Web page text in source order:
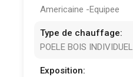
Americaine -Equipee
Type de chauffage:
POELE BOIS INDIVIDUEL
Exposition: